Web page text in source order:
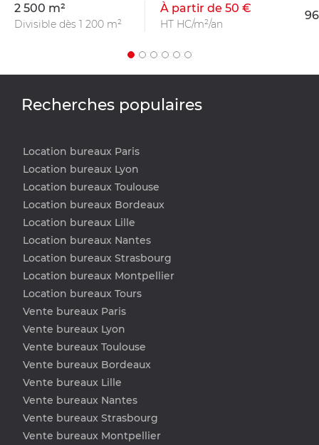
2 500 m²
Divisible dès 1 200 m²
À partir de 50 €
HT HC/m²/an
Recherches populaires
Location bureaux Paris
Location bureaux Lyon
Location bureaux Toulouse
Location bureaux Bordeaux
Location bureaux Lille
Location bureaux Nantes
Location bureaux Strasbourg
Location bureaux Montpellier
Location bureaux Tours
Vente bureaux Paris
Vente bureaux Lyon
Vente bureaux Toulouse
Vente bureaux Bordeaux
Vente bureaux Lille
Vente bureaux Nantes
Vente bureaux Strasbourg
Vente bureaux Montpellier